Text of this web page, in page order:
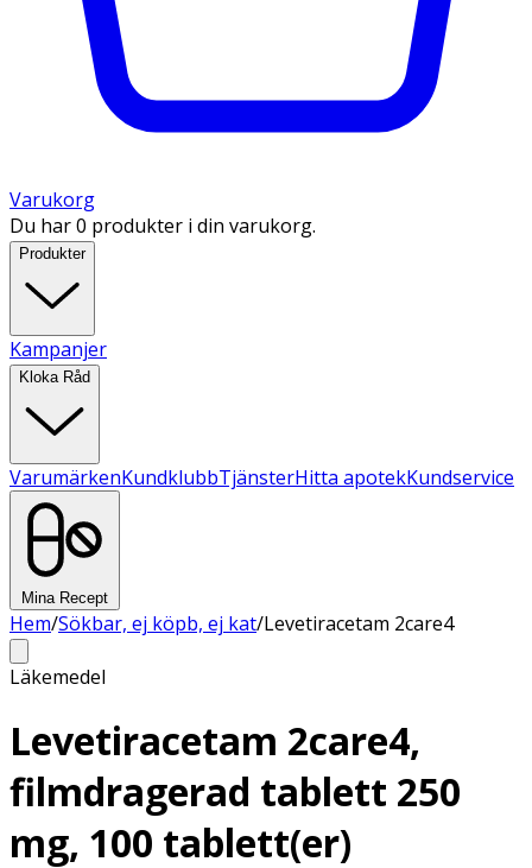
Varukorg
Du har 0 produkter i din varukorg.
Produkter
Kampanjer
Kloka Råd
VarumärkenKundklubbTjänsterHitta apotekKundservice
Mina Recept
Hem/Sökbar, ej köpb, ej kat/Levetiracetam 2care4
Läkemedel
Levetiracetam 2care4,
filmdragerad tablett 250
mg, 100 tablett(er)